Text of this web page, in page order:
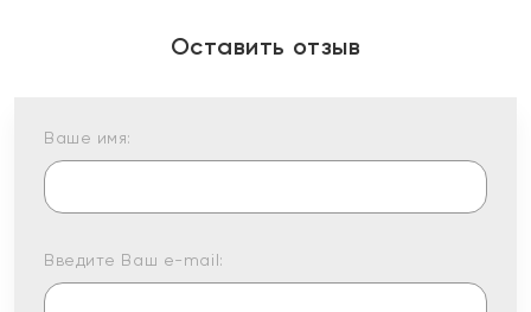
Оставить отзыв
Ваше имя:
Введите Ваш e-mail: